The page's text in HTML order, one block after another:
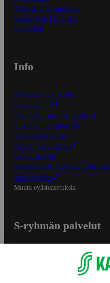
Näin tilaat ja muokkaat
Kaikki ohjeet ja vinkit
In English
Info
S-Business yrityksille
Oiva-raportit
Osuuskauppojen yhteystiedot
Tilaus- ja toimitusehdot
Tietosuojakäytäntö
Palvelun käyttöehdot
Saavutettavuus
Mobiilisovelluksen saavutettavuus
Mainostajalle
Muuta evästeasetuksia
S-ryhmän palvelut
Yhteishyvä Ruoka -sovellus